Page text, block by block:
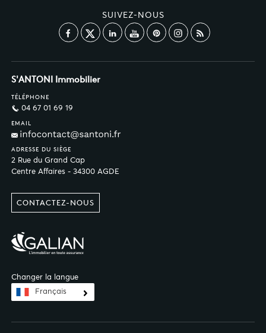
SUIVEZ-NOUS
S'ANTONI Immobilier
TÉLÉPHONE
04 67 01 69 19
EMAIL
ADRESSE DU SIÈGE
2 Rue du Grand Cap
Centre Affaires - 34300 AGDE
CONTACTEZ-NOUS
Changer la langue
Français